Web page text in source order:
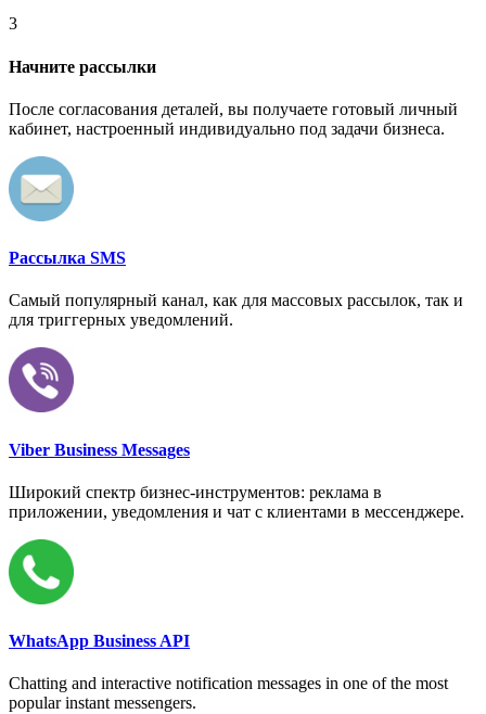
3
Начните рассылки
После согласования деталей, вы получаете готовый личный
кабинет, настроенный индивидуально под задачи бизнеса.
Рассылка SMS
Самый популярный канал, как для массовых рассылок, так и
для триггерных уведомлений.
Viber Business Messages
Широкий спектр бизнес-инструментов: реклама в
приложении, уведомления и чат с клиентами в мессенджере.
WhatsApp Business API
Chatting and interactive notification messages in one of the most
popular instant messengers.